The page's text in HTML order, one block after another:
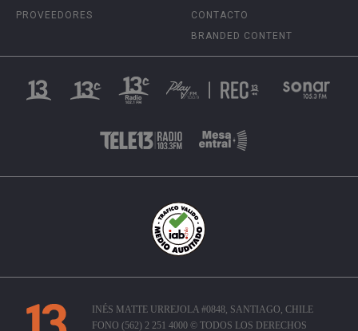
PROVEEDORES
CONTACTO
BRANDED CONTENT
INÉS MATTE URREJOLA #0848, SANTIAGO, CHILE
FONO (562) 2 251 4000 © TODOS LOS DERECHOS